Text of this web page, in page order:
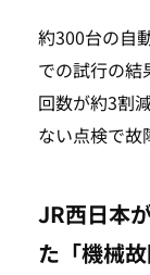
約300台の自
での試行の結
回数が約3割
ない点検で故
JR西日本
た「機械故